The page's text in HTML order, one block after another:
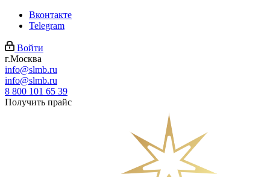
Вконтакте
Telegram
Войти
г.Москва
info@slmb.ru
info@slmb.ru
8 800 101 65 39
Получить прайс